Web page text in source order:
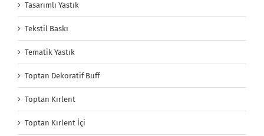
Tasarımlı Yastık
Tekstil Baskı
Tematik Yastık
Toptan Dekoratif Buff
Toptan Kırlent
Toptan Kırlent İçi